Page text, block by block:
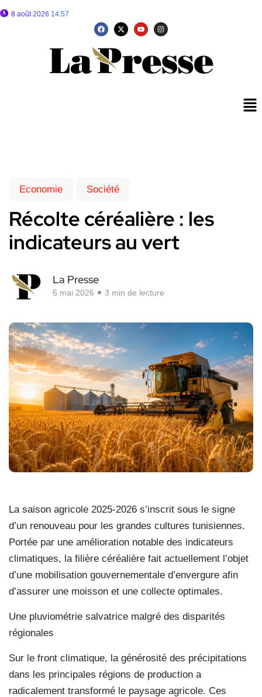
8 août 2026 14:57
Economie Société
Récolte céréalière : les
indicateurs au vert
La Presse
6 mai 2026 3 min de lecture
La saison agricole 2025-2026 s’inscrit sous le signe
d’un renouveau pour les grandes cultures tunisiennes.
Portée par une amélioration notable des indicateurs
climatiques, la filière céréalière fait actuellement l’objet
d’une mobilisation gouvernementale d’envergure afin
d’assurer une moisson et une collecte optimales.
Une pluviométrie salvatrice malgré des disparités
régionales
Sur le front climatique, la générosité des précipitations
dans les principales régions de production a
radicalement transformé le paysage agricole. Ces